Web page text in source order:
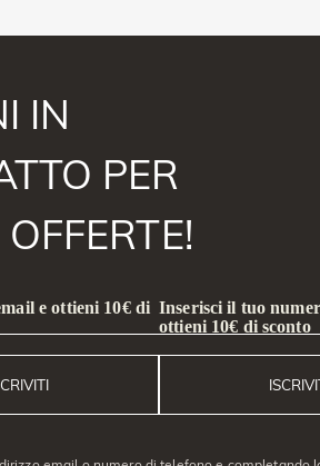
IN
PER
e ottieni 10€ di Inserisci il tuo
ottieni 10€ di sconto